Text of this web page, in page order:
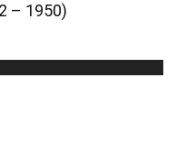
– 1950)